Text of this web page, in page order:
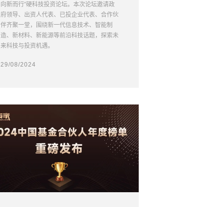
向新而行”硬科技投资论坛。本次论坛邀请政
府领导、出资人代表、已投企业代表、合作伙
伴齐聚一堂，围绕新一代信息技术、智能制
造、新材料、新能源等前沿科技话题，探索未
来科技与投资机遇。
29/08/2024